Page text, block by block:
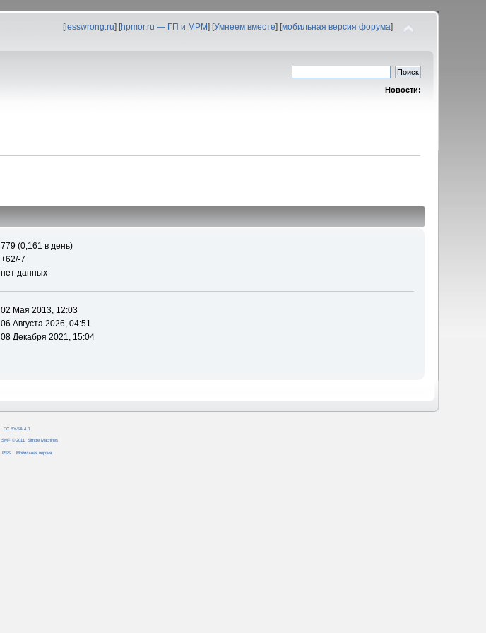
[lesswrong.ru] [hpmor.ru — ГП и МРМ] [Умнеем вместе] [мобильная версия форума]
Новости:
779 (0,161 в день)
+62/-7
нет данных
02 Мая 2013, 12:03
06 Августа 2026, 04:51
08 Декабря 2021, 15:04
CC BY-SA 4.0
SMF © 2011 Simple Machines
RSS Мобильная версия